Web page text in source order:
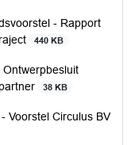
- Rapport
440 KB
38 KB
Voorstel Circulus BV